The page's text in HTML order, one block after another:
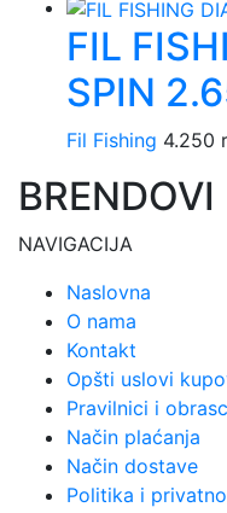
FIL
SPIN
Fil Fishing 4.250
BRENDOVI
NAVIGACIJA
Naslovna
O nama
Kontakt
Opšti uslovi
Pravilnici i
Način plaćanja
Način dostave
Politika i